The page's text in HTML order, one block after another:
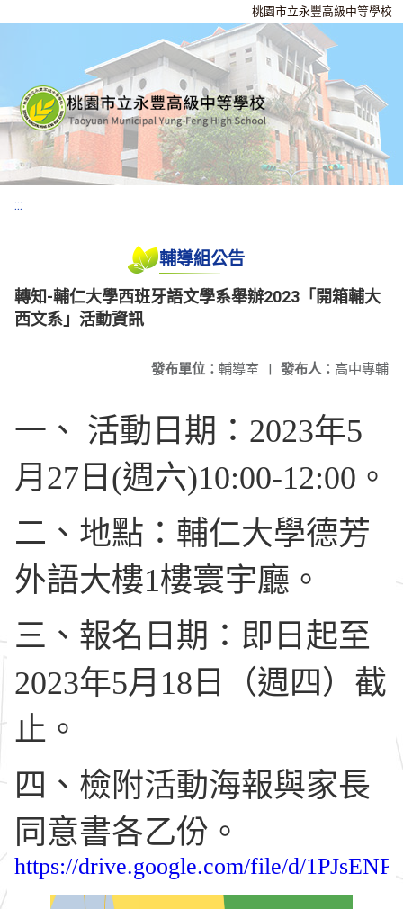
桃園市立永豐高級中等學校
:::
輔導組公告
轉知-輔仁大學西班牙語文學系舉辦2023「開箱輔大
西文系」活動資訊
發布人： 高中專輔
發布單位： 輔導室 |
一、 活動日期：2023年5
月27日(週六)10:00-12:00。
二、地點：輔仁大學德芳
外語大樓1樓寰宇廳。
三、報名日期：即日起至
2023年5月18日（週四）截
止。
四、檢附活動海報與家長
同意書各乙份。
https://drive.google.com/file/d/